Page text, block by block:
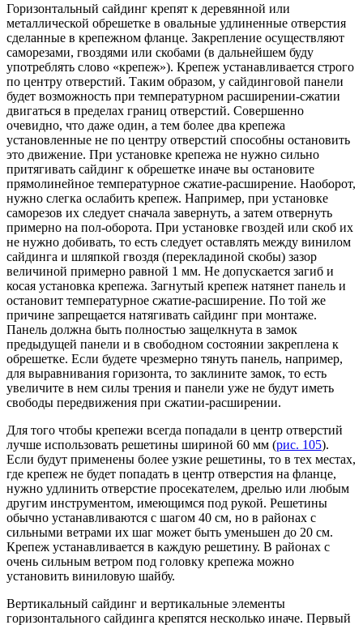
Горизонтальный сайдинг крепят к деревянной или
металлической обрешетке в овальные удлиненные отверстия
сделанные в крепежном фланце. Закрепление осуществляют
саморезами, гвоздями или скобами (в дальнейшем буду
употреблять слово «крепеж»). Крепеж устанавливается строго
по центру отверстий. Таким образом, у сайдинговой панели
будет возможность при температурном расширении-сжатии
двигаться в пределах границ отверстий. Совершенно
очевидно, что даже один, а тем более два крепежа
установленные не по центру отверстий способны остановить
это движение. При установке крепежа не нужно сильно
притягивать сайдинг к обрешетке иначе вы остановите
прямолинейное температурное сжатие-расширение. Наоборот,
нужно слегка ослабить крепеж. Например, при установке
саморезов их следует сначала завернуть, а затем отвернуть
примерно на пол-оборота. При установке гвоздей или скоб их
не нужно добивать, то есть следует оставлять между винилом
сайдинга и шляпкой гвоздя (перекладиной скобы) зазор
величиной примерно равной 1 мм. Не допускается загиб и
косая установка крепежа. Загнутый крепеж натянет панель и
остановит температурное сжатие-расширение. По той же
причине запрещается натягивать сайдинг при монтаже.
Панель должна быть полностью защелкнута в замок
предыдущей панели и в свободном состоянии закреплена к
обрешетке. Если будете чрезмерно тянуть панель, например,
для выравнивания горизонта, то заклините замок, то есть
увеличите в нем силы трения и панели уже не будут иметь
свободы передвижения при сжатии-расширении.
Для того чтобы крепежи всегда попадали в центр отверстий
лучше использовать решетины шириной 60 мм (рис. 105).
Если будут применены более узкие решетины, то в тех местах,
где крепеж не будет попадать в центр отверстия на фланце,
нужно удлинить отверстие просекателем, дрелью или любым
другим инструментом, имеющимся под рукой. Решетины
обычно устанавливаются с шагом 40 см, но в районах с
сильными ветрами их шаг может быть уменьшен до 20 см.
Крепеж устанавливается в каждую решетину. В районах с
очень сильным ветром под головку крепежа можно
установить виниловую шайбу.
Вертикальный сайдинг и вертикальные элементы
горизонтального сайдинга крепятся несколько иначе. Первый